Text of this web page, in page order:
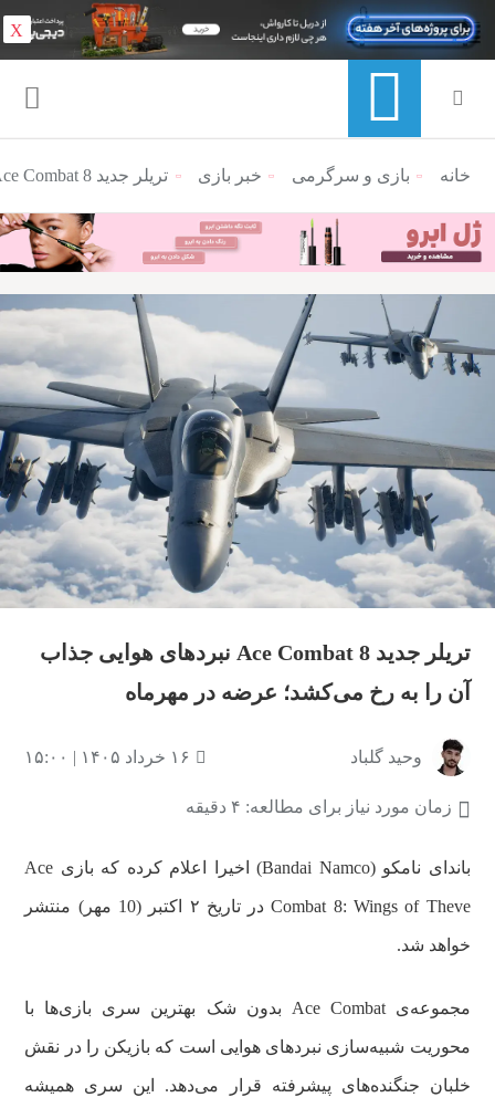
منوی ناوبری خرده نان
خانه بازی و سرگرمی خبر بازی تریلر جدید Ace Combat 8 نبردهای هوایی جذاب آن را به رخ می‌کشد؛ عرضه در مهرماه
تریلر جدید Ace Combat 8 نبردهای هوایی جذاب
آن را به رخ می‌کشد؛ عرضه در مهرماه
وحید گلباد ۱۶ خرداد ۱۴۰۵ | ۱۵:۰۰
زمان مورد نیاز برای مطالعه: ۴ دقیقه
باندای نامکو (Bandai Namco) اخیرا اعلام کرده که بازی Ace
Combat 8: Wings of Theve در تاریخ ۲ اکتبر (10 مهر) منتشر
خواهد شد.
مجموعه‌ی Ace Combat بدون شک بهترین سری بازی‌ها با
محوریت شبیه‌سازی نبردهای هوایی است که بازیکن را در نقش
خلبان جنگنده‌های پیشرفته قرار می‌دهد. این سری همیشه
X